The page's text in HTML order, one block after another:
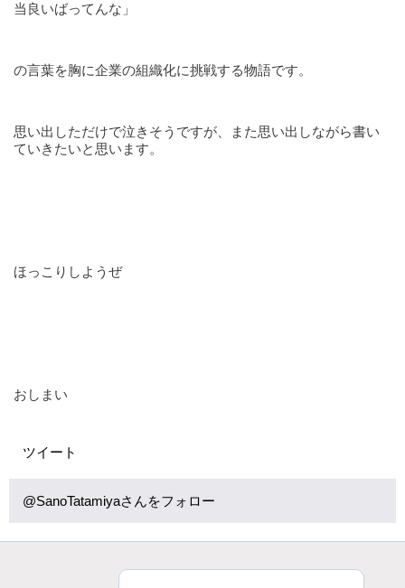
当良いばってんな」
の言葉を胸に企業の組織化に挑戦する物語です。
思い出しただけで泣きそうですが、また思い出しながら書い
ていきたいと思います。
ほっこりしようぜ
おしまい
ツイート
@SanoTatamiyaさんをフォロー